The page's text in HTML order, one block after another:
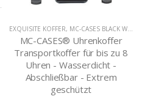
EXQUISITE KOFFER, MC-CASES BLACK WEEK SALE PRODUKTE
MC-CASES® Uhrenkoffer
Transportkoffer für bis zu 8
Uhren - Wasserdicht -
Abschließbar - Extrem
geschützt